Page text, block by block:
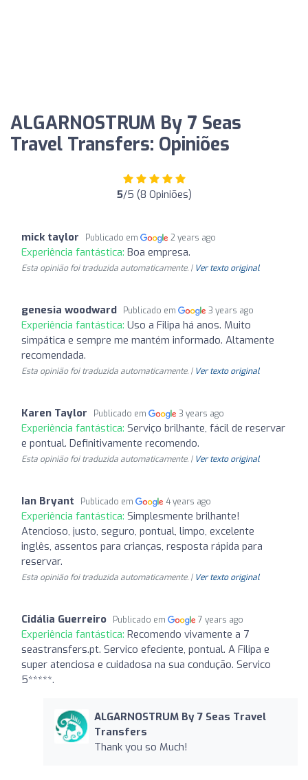
ALGARNOSTRUM By 7 Seas
Travel Transfers: Opiniões
5/5 (8 Opiniões)
mick taylor Publicado em 2 years ago
Experiência fantástica: Boa empresa.
Esta opinião foi traduzida automaticamente. | Ver texto original
genesia woodward Publicado em 3 years ago
Experiência fantástica: Uso a Filipa há anos. Muito
simpática e sempre me mantém informado. Altamente
recomendada.
Esta opinião foi traduzida automaticamente. | Ver texto original
Karen Taylor Publicado em 3 years ago
Experiência fantástica: Serviço brilhante, fácil de reservar
e pontual. Definitivamente recomendo.
Esta opinião foi traduzida automaticamente. | Ver texto original
Ian Bryant Publicado em 4 years ago
Experiência fantástica: Simplesmente brilhante!
Atencioso, justo, seguro, pontual, limpo, excelente
inglês, assentos para crianças, resposta rápida para
reservar.
Esta opinião foi traduzida automaticamente. | Ver texto original
Cidália Guerreiro Publicado em 7 years ago
Experiência fantástica: Recomendo vivamente a 7
seastransfers.pt. Servico efeciente, pontual. A Filipa e
super atenciosa e cuidadosa na sua condução. Servico
5*****.
ALGARNOSTRUM By 7 Seas Travel
Transfers
Thank you so Much!